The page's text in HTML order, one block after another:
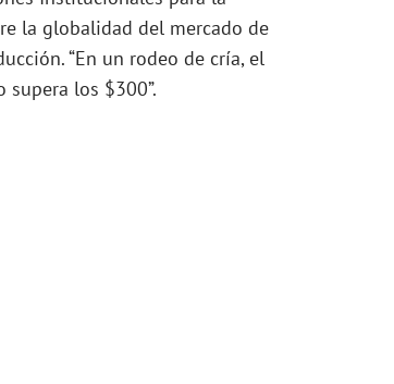
la globalidad del mercado de
“En un rodeo de cría, el
los $300”.